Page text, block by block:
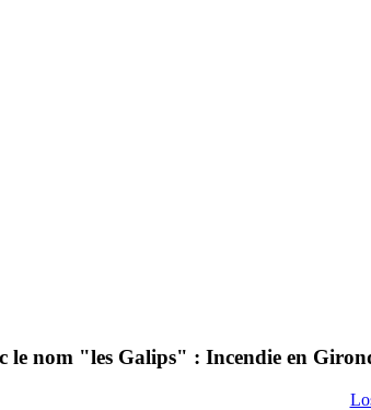
le nom "les Galips" : Incendie en